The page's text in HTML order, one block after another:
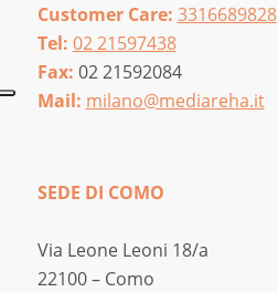
Customer Care: 3316689828
Tel: 02 21597438
Fax: 02 21592084
Mail: milano@mediareha.it
SEDE DI COMO
Via Leone Leoni 18/a
22100 – Como